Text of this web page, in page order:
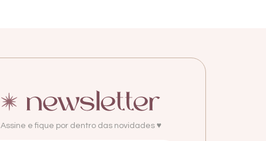
Assine e fique por dentro das novidades ♥